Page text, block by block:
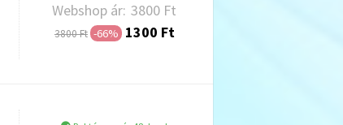
Webshop ár: 3800 Ft
3800 Ft -66% 1300 Ft